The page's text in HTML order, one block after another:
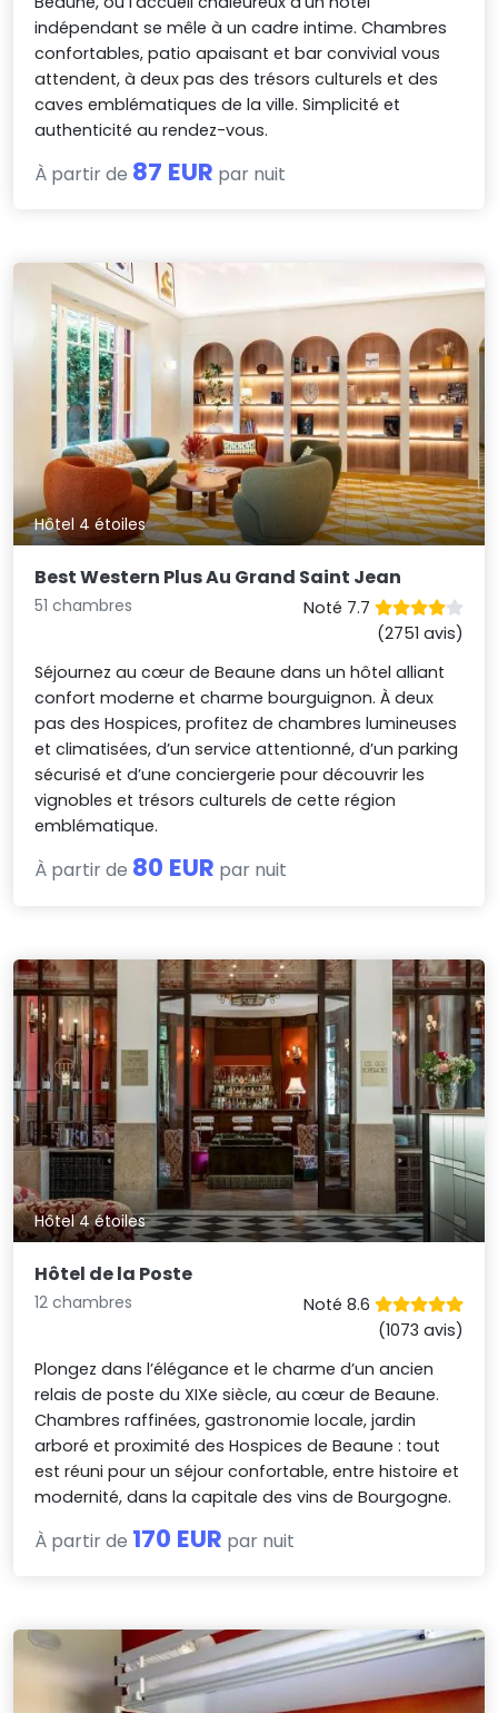
indépendant se mêle à un cadre intime. Chambres
confortables, patio apaisant et bar convivial vous
attendent, à deux pas des trésors culturels et des
caves emblématiques de la ville. Simplicité et
authenticité au rendez-vous.
À partir de 87 EUR par nuit
Hôtel 4 étoiles
Best Western Plus Au Grand Saint Jean
51 chambres
Noté 7.7
(2751 avis)
Séjournez au cœur de Beaune dans un hôtel alliant
confort moderne et charme bourguignon. À deux
pas des Hospices, profitez de chambres lumineuses
et climatisées, d’un service attentionné, d’un parking
sécurisé et d’une conciergerie pour découvrir les
vignobles et trésors culturels de cette région
emblématique.
À partir de 80 EUR par nuit
Hôtel 4 étoiles
Hôtel de la Poste
12 chambres
Noté 8.6
(1073 avis)
Plongez dans l’élégance et le charme d’un ancien
relais de poste du XIXe siècle, au cœur de Beaune.
Chambres raffinées, gastronomie locale, jardin
arboré et proximité des Hospices de Beaune : tout
est réuni pour un séjour confortable, entre histoire et
modernité, dans la capitale des vins de Bourgogne.
À partir de 170 EUR par nuit